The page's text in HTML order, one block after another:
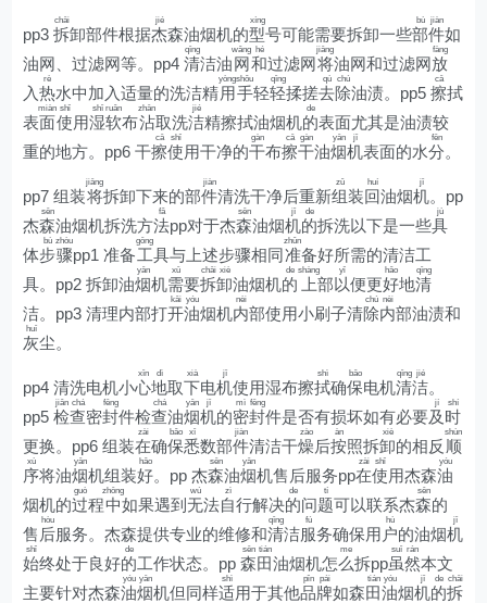
pp3拆
chāi
卸部件根据杰
jié
森油烟机的型
xíng
号可能需要拆卸一些部
bù
件
jiàn
如
油网、过滤网等。pp4清
qīng
洁油网
wǎng
和
hé
过滤网将
jiāng
油网和过滤网放
fàng
入热
rè
水中加入适量的洗洁精用
yòng
手
shǒu
轻轻
qīng
揉搓去
qù
除
chú
油渍。pp5擦
cā
拭
表面
miàn
使
shǐ
用湿
shī
软
ruǎn
布沾
zhān
取洗洁
jié
精擦拭油烟机的
de
表面尤其是油渍较
重的地方。pp6 干擦
cā
使
shǐ
用干净的干
gàn
布擦
cā
干
gàn
油烟
yān
机
jī
表面的水分
fēn
。
pp7 组装将
jiāng
拆卸下来的部件
jiàn
清洗干净后重新组
zǔ
装回
huí
油烟机
jī
。pp
杰森
sēn
油烟机拆洗方法
fǎ
pp对于杰森
sēn
油烟机
jī
的
de
拆洗以下是一些具
jù
体步
bù
骤
zhòu
pp1 准备工
gōng
具与上述步骤相同准
zhǔn
备好所需的清洁工
具。pp2 拆卸油烟
yān
机需
xū
要拆
chāi
卸
xiè
油烟机的
de
上
shàng
部以
yǐ
便更好
hǎo
地清
qīng
洁。pp3 清理内部打开
kāi
油
yóu
烟机内
nèi
部使用小刷子清除
chú
内
nèi
部油渍和
灰
huī
尘。
pp4 清洗电机小心
xīn
地
dì
取下
xià
电机
jī
使用湿布擦拭
shì
确保
bǎo
电机清
qīng
洁
jié
。
pp5检
jiǎn
查
chá
密封
fēng
件检查
chá
油烟
yān
机
jī
的密
mì
封
fēng
件是否有损坏如有必要及
jí
时
shí
更换。pp6 组装在
zài
确保
bǎo
悉
xī
数部件
jiàn
清洁干燥
zào
后按
àn
照拆卸
xiè
的相反 顺
shùn
序
xù
将油烟
yān
机组装好
hǎo
。pp 杰森
sēn
油烟
yān
机售后服务pp在
zài
使
shǐ
用杰森油
yóu
烟机的过
guò
程中
zhōng
如果遇到无
wú
法自
zì
行解决的
de
问题
tí
可以联系杰森
sēn
的
售 后
hòu
服务。杰森提供专业的维修和清
qīng
洁服
fú
务确保用 户
hù
的油烟机
jī
始
shǐ
终处于良好的
de
工作状态。pp森
sēn
田
tián
油烟机怎么
me
拆pp虽
suī
然
rán
本文
主要针对杰森油
yóu
烟
yān
机但同样适
shì
用于其他品
pǐn
牌
pái
如森田
tián
油
yóu
烟机
jī
的
de
拆
chāi